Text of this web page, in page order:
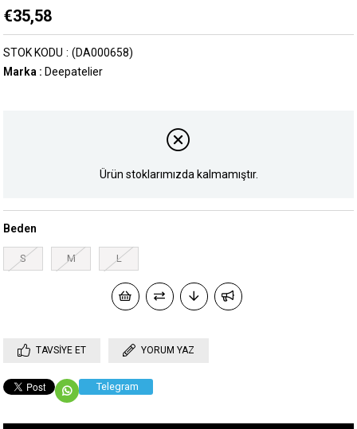
€35,58
(DA000658)
STOK KODU
Marka : Deepatelier
Ürün stoklarımızda kalmamıştır.
Beden
S M L
TAVSIYE ET YORUM YAZ
Telegram